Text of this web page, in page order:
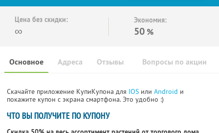
Цена без скидки:
∞
Экономия:
50 %
Основное Отзывы Вопросы по акции
Адреса
Скачайте приложение КупиКупона для IOS или Android и
покажите купон с экрана смартфона. Это удобно :)
ЧТО ВЫ ПОЛУЧИТЕ ПО КУПОНУ